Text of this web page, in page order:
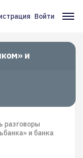
Войти
и
разговоры
и банка